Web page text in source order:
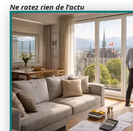
Ne ratez rien de l'actu